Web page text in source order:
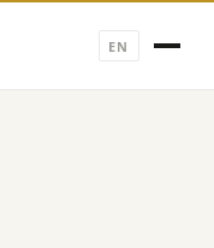
EN